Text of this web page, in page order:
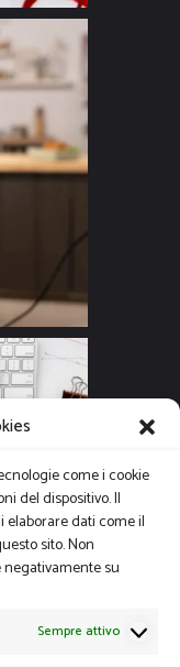
come i cookie
del dispositivo. Il
dati come il
sito. Non
su
Sempre attivo